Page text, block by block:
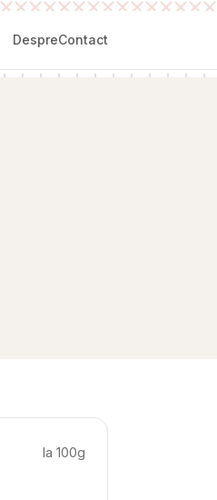
DespreContact
la 100g